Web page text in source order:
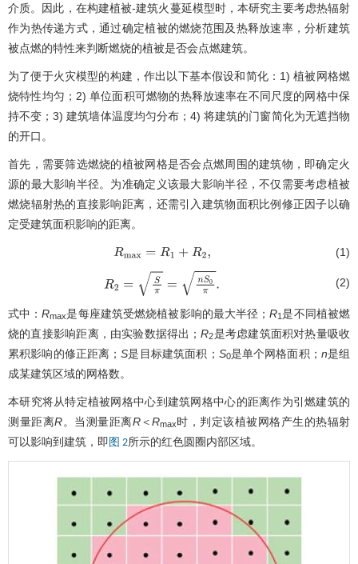
介质。因此，在构建植被-建筑火蔓延模型时，本研究主要考虑热辐射
作为热传递方式，通过确定植被的燃烧范围及热释放速率，分析建筑
被点燃的特性来判断燃烧的植被是否会点燃建筑。
为了便于火灾模型的构建，作出以下基本假设和简化：1) 植被网格燃
烧特性均匀；2) 单位面积可燃物的热释放速率在不同尺度的网格中保
持不变；3) 建筑墙体温度均匀分布；4) 将建筑的门窗简化为无遮挡物
的开口。
首先，需要筛选燃烧的植被网格是否会点燃周围的建筑物，即确定火
源的最大影响半径。为准确定义该最大影响半径，不仅需要考虑植被
燃烧辐射热的直接影响距离，还需引入建筑物面积比例修正因子以确
定受建筑面积影响的距离。
Rmax =R 1+R 2, (1)
R2 =Sπ=nS0 π. (2)
式中：Rmax是每座建筑受燃烧植被影响的最大半径；R1是不同植被燃
烧的直接影响距离，由实验数据得出；R2是考虑建筑面积对热量吸收
累积影响的修正距离；S是目标建筑面积； S0是单个网格面积； n是组
成某建筑区域的网格数。
本研究将从特定植被网格中心到建筑网格中心的距离作为引燃建筑的
测量距离R。当测量距离R＜Rmax时，判定该植被网格产生的热辐射
可以影响到建筑，即 图 2所示的红色圆圈内部区域。